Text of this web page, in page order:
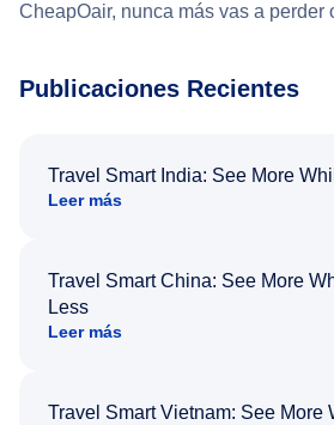
CheapOair, nunca más vas a perder
Publicaciones Recientes
Travel Smart India: See More
Leer más
Travel Smart China: See More
Less
Leer más
Travel Smart Vietnam: See More